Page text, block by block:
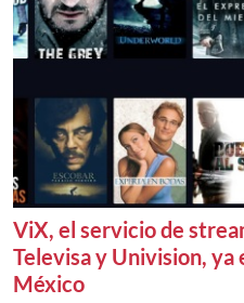
ViX, el servicio de
Televisa y Univision, ya
México